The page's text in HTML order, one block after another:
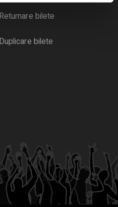
Returnare bilete
Duplicare bilete